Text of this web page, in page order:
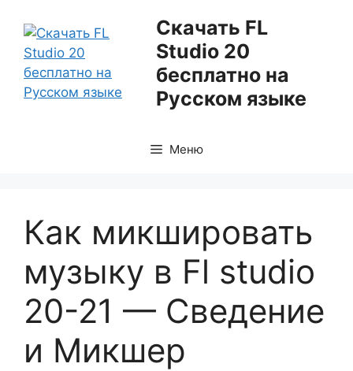
содержимому
Скачать FL
Studio 20
бесплатно на
Русском языке
Меню
Как микшировать
музыку в Fl studio
20-21 — Сведение
и Микшер